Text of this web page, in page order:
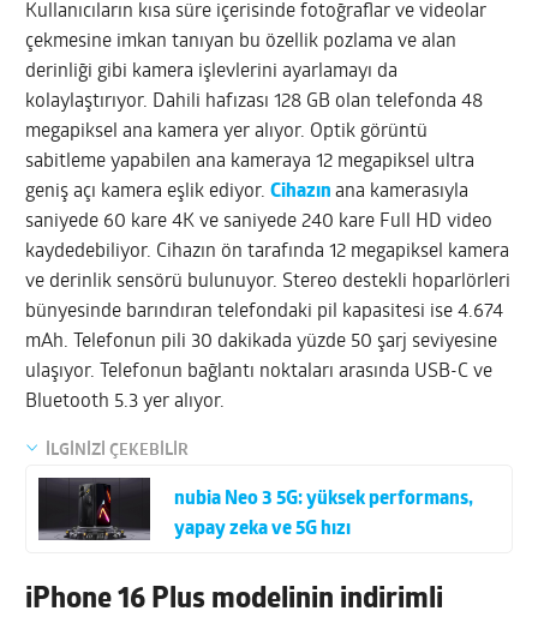
Kullanıcıların kısa süre içerisinde fotoğraflar ve videolar
çekmesine imkan tanıyan bu özellik pozlama ve alan
derinliği gibi kamera işlevlerini ayarlamayı da
kolaylaştırıyor. Dahili hafızası 128 GB olan telefonda 48
megapiksel ana kamera yer alıyor. Optik görüntü
sabitleme yapabilen ana kameraya 12 megapiksel ultra
geniş açı kamera eşlik ediyor.Cihazınana kamerasıyla
saniyede 60 kare 4K ve saniyede 240 kare Full HD video
kaydedebiliyor. Cihazın ön tarafında 12 megapiksel kamera
ve derinlik sensörü bulunuyor. Stereo destekli hoparlörleri
bünyesinde barındıran telefondaki pil kapasitesi ise 4.674
mAh. Telefonun pili 30 dakikada yüzde 50 şarj seviyesine
ulaşıyor. Telefonun bağlantı noktaları arasında USB-C ve
Bluetooth 5.3 yer alıyor.
İLGİNİZİ ÇEKEBİLİR
nubia Neo 3 5G: yüksek performans,
yapay zeka ve 5G hızı
iPhone 16 Plus modelinin indirimli